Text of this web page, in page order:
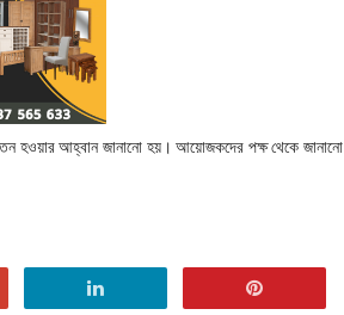
হওয়ার আহ্বান জানানো হয়। আয়োজকদের পক্ষ থেকে জানানো